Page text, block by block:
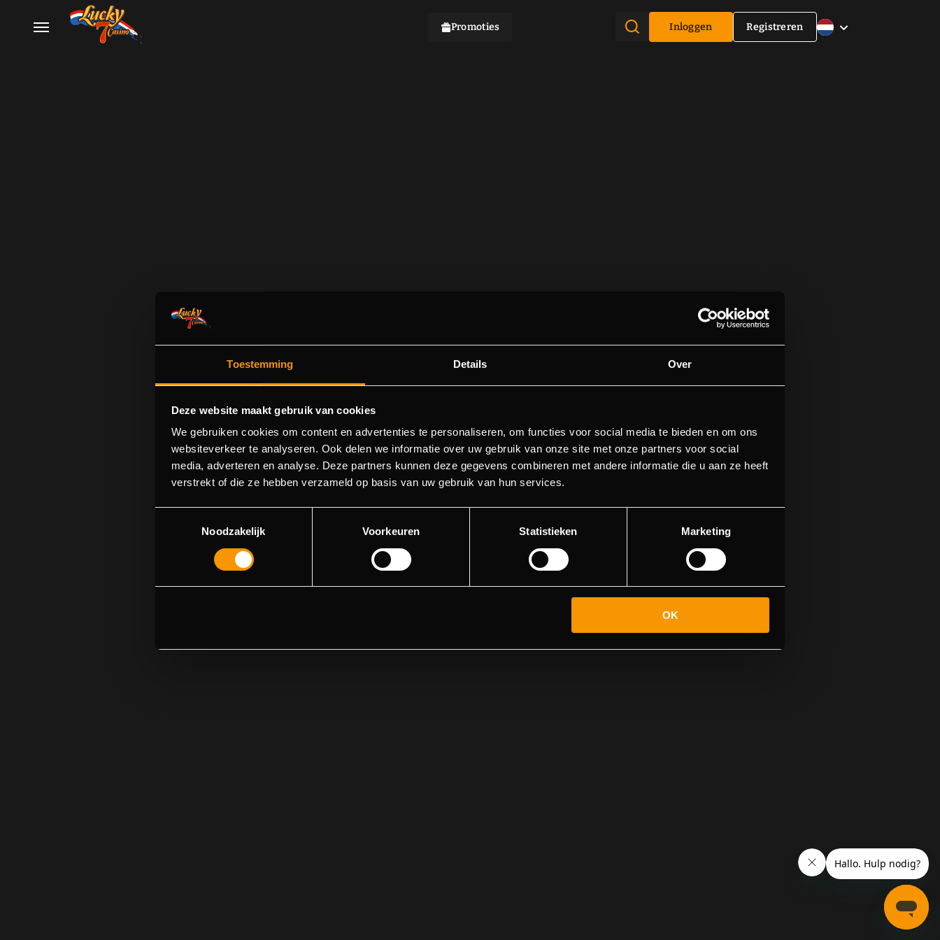
Toestemming Details Over
Deze website maakt gebruik van cookies
We gebruiken cookies om content en advertenties te personaliseren, om functies voor social media te bieden en om ons
websiteverkeer te analyseren. Ook delen we informatie over uw gebruik van onze site met onze partners voor social
media, adverteren en analyse. Deze partners kunnen deze gegevens combineren met andere informatie die u aan ze heeft
verstrekt of die ze hebben verzameld op basis van uw gebruik van hun services.
Noodzakelijk
Voorkeuren Statistieken Marketing
OK
Promoties Inloggen Registreren
404 pagina niet gevonden
Sorry! We konden de pagina waar je naartoe wilde niet vinden.
hoofdpagina.
Ga naar de hoofdpagina